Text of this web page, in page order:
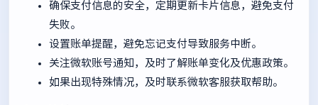
确保支付信息的安全，定期更新卡片信息，避免支付
失败。
设置账单提醒，避免忘记支付导致服务中断。
关注微软账号通知，及时了解账单变化及优惠政策。
如果出现特殊情况，及时联系微软客服获取帮助。